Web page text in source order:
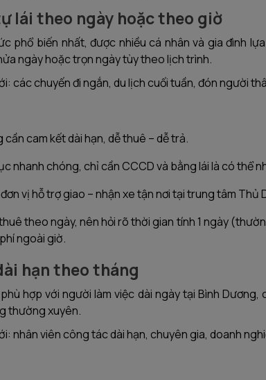
lái theo ngày hoặc theo giờ
phổ biến nhất, được nhiều cá nhân và gia đình
ngày hoặc trọn ngày tùy theo lịch trình.
các chuyến đi ngắn, du lịch cuối tuần, đón người
cần cam kết dài hạn, dễ thuê – dễ trả.
nhanh chóng, chỉ cần CCCD và bằng lái là có thể
vị hỗ trợ giao – nhận xe tận nơi tại trung tâm Thủ
theo ngày, nên hỏi rõ thời gian tính 1 ngày
ngoài giờ.
hạn theo tháng
hợp với người làm việc dài ngày tại Bình
thường xuyên.
nhân viên công tác dài hạn, chuyên gia, doanh